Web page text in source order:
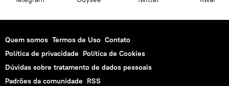
Quem somos Termos de Uso Contato
Política de privacidade Política de Cookies
Dúvidas sobre tratamento de dados pessoais
Padrões da comunidade RSS